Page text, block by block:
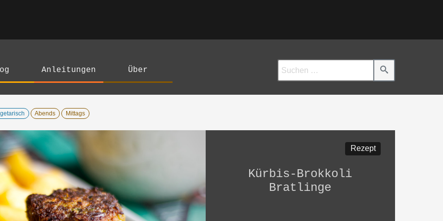
Anleitungen Über
Abends Mittags
Rezept
Kürbis-Brokkoli
Bratlinge